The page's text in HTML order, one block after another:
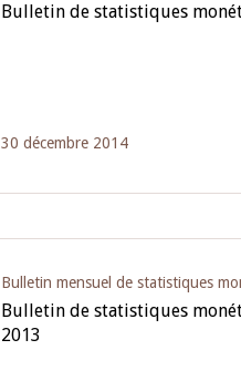
Bulletin de statistiques
30 décembre 2014
Bulletin mensuel de statistiques
Bulletin de statistiques
2013